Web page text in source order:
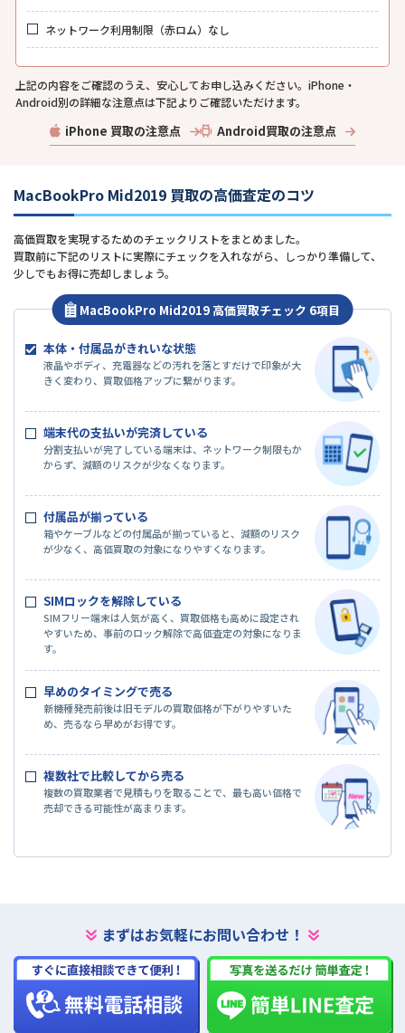
ネットワーク利用制限（赤ロム）なし
上記の内容をご確認のうえ、安心してお申し込みください。iPhone・
Android別の詳細な注意点は下記よりご確認いただけます。
iPhone 買取の注意点 Android買取の注意点
MacBookPro Mid2019 買取の高価査定のコツ
高価買取を実現するためのチェックリストをまとめました。
買取前に下記のリストに実際にチェックを入れながら、しっかり準備して、
少しでもお得に売却しましょう。
MacBookPro Mid2019 高価買取チェック 6項目
本体・付属品がきれいな状態
液晶やボディ、充電器などの汚れを落とすだけで印象が大
きく変わり、買取価格アップに繋がります。
端末代の支払いが完済している
分割支払いが完了している端末は、ネットワーク制限もか
からず、減額のリスクが少なくなります。
付属品が揃っている
箱やケーブルなどの付属品が揃っていると、減額のリスク
が少なく、高価買取の対象になりやすくなります。
SIMロックを解除している
SIMフリー端末は人気が高く、買取価格も高めに設定され
やすいため、事前のロック解除で高価査定の対象になりま
す。
早めのタイミングで売る
新機種発売前後は旧モデルの買取価格が下がりやすいた
め、売るなら早めがお得です。
複数社で比較してから売る
複数の買取業者で見積もりを取ることで、最も高い価格で
売却できる可能性が高まります。
まずはお気軽にお問い合わせ！